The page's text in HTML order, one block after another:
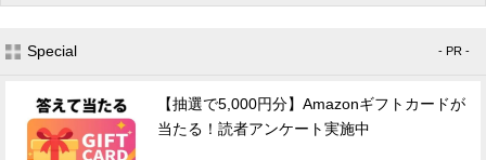
Special - PR -
【抽選で5,000円分】Amazonギフトカードが
当たる！読者アンケート実施中